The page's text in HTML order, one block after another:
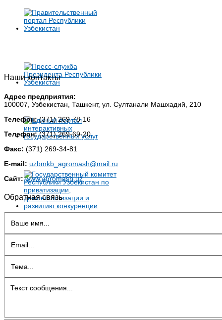
Наши контакты
Адрес предприятия:
100007, Узбекистан, Ташкент, ул. Султанали Машхадий, 210
Телефон:(371) 269-78-16
Телефон:(371) 269-69-20
Факс: (371) 269-34-81
E-mail: uzbmkb_agromash@mail.ru
Сайт: www.agromash.uz
Обратная связь